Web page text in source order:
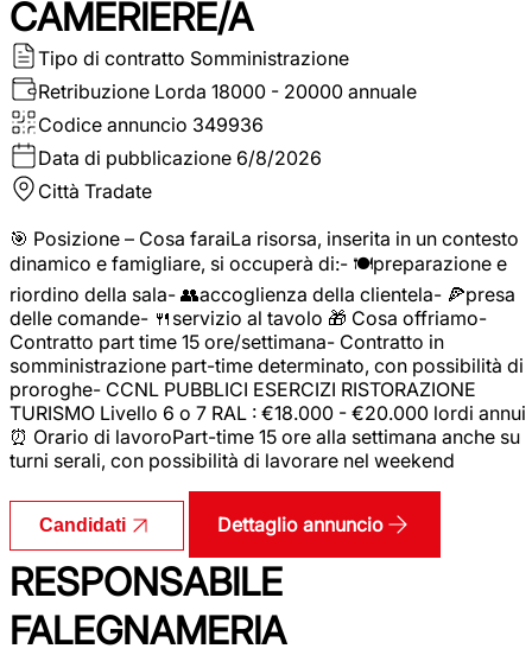
CAMERIERE/A
Tipo di contratto Somministrazione
Retribuzione Lorda 18000 - 20000 annuale
Codice annuncio 349936
Data di pubblicazione 6/8/2026
Città Tradate
🎯 Posizione – Cosa faraiLa risorsa, inserita in un contesto
dinamico e famigliare, si occuperà di:- 🍽️preparazione e
riordino della sala- 👥accoglienza della clientela- 🍕presa
delle comande- 🍴servizio al tavolo 🎁 Cosa offriamo-
Contratto part time 15 ore/settimana- Contratto in
somministrazione part-time determinato, con possibilità di
proroghe- CCNL PUBBLICI ESERCIZI RISTORAZIONE
TURISMO Livello 6 o 7 RAL : €18.000 - €20.000 lordi annui
⏰ Orario di lavoroPart-time 15 ore alla settimana anche su
turni serali, con possibilità di lavorare nel weekend
Candidati Dettaglio annuncio
RESPONSABILE
FALEGNAMERIA